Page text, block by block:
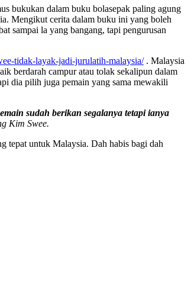
bukukan dalam buku bolasepak paling agung
Mengikut cerita dalam buku ini yang boleh
sampai la yang bangang, tapi pengurusan
tidak-layak-jadi-jurulatih-malaysia/. Malaysia
berdarah campur atau tolak sekalipun dalam
dia pilih juga pemain yang sama mewakili
sudah berikan segalanya tetapi ianya
Kim Swee.
tepat untuk Malaysia. Dah habis bagi dah